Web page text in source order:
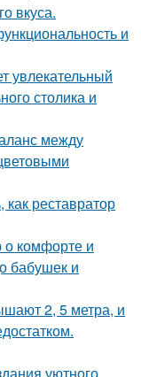
вкуса.
и
увлекательный
столика и
между
реставратор
о комфорте и
бабушек и
2, 5 метра, и